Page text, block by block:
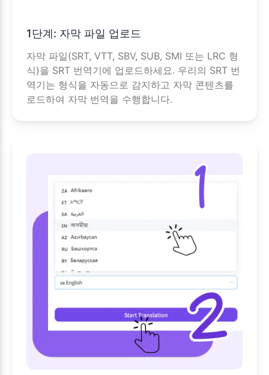
1단계: 자막 파일 업로드
자막 파일(SRT, VTT, SBV, SUB, SMI 또는 LRC 형
식)을 SRT 번역기에 업로드하세요. 우리의 SRT 번
역기는 형식을 자동으로 감지하고 자막 콘텐츠를
로드하여 자막 번역을 수행합니다.